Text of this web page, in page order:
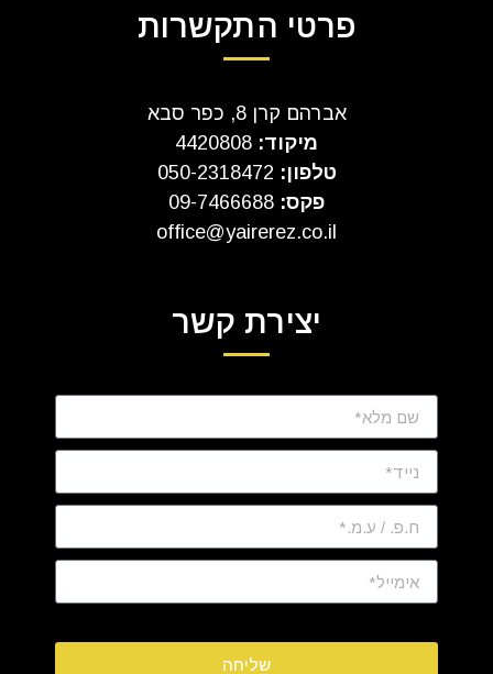
פרטי התקשרות
אברהם קרן 8, כפר סבא
מיקוד:
טלפון:
פקס: 09-7466688
office@yairerez.co.il
יצירת קשר
שליחה